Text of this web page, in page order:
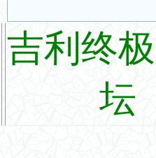
吉利终
坛